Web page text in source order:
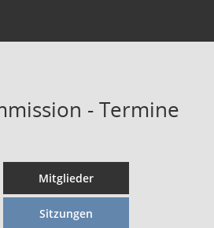
- Termine
Mitglieder
Sitzungen